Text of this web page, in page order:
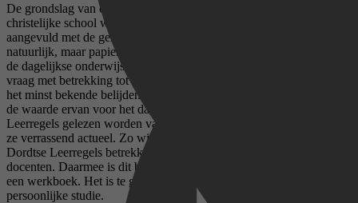
De grondslag van onze school is...´ Herkenbare zin? Op een
christelijke school wordt in die zin zeker de Bijbel genoemd, vaak
aangevuld met de gereformeerde belijdenisgeschriften. Prachtig
natuurlijk, maar papier is geduldig. Hoe werkt die grondslag door in
de dagelijkse onderwijspraktijk? In dit boekje stellen de auteurs die
vraag met betrekking tot de Dordtse Leerregels. Die Leerregels zijn
het minst bekende belijdenisgeschrift. Tijd dus om na te denken over
de waarde ervan voor het dagelijks werk in de klas. Als de
Leerregels gelezen worden vanuit dat praktische perspectief, blijken
ze verrassend actueel. Zo willen de auteurs de inhoud van de
Dordtse Leerregels betrekken op het handelen van christelijke
docenten. Daarmee is dit boek niet alleen een leerboek, maar ook
een werkboek. Het is te gebruiken in teamverband, maar ook voor
persoonlijke studie.